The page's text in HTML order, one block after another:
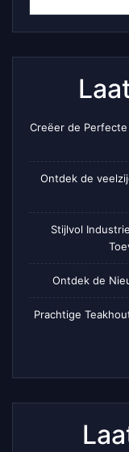
Creëer de
Ontdek de
Stijlvol
Ontdek de
Prachtige